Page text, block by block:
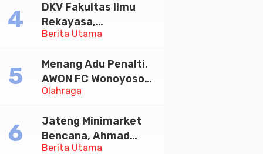
Staf Internal Sebagai
Tersangka
Pemerasan Rp1,98
Berita Utama
DKV Fakultas Ilmu
Rekayasa,
Universitas
Diskusi Desain
Olahraga
Menang Adu Penalti,
AWON FC Wonoyoso
Juara Bhayangkara
Berita Utama
Jateng Minimarket
Bencana, Ahmad
Luthfi Minta PMI Jadi